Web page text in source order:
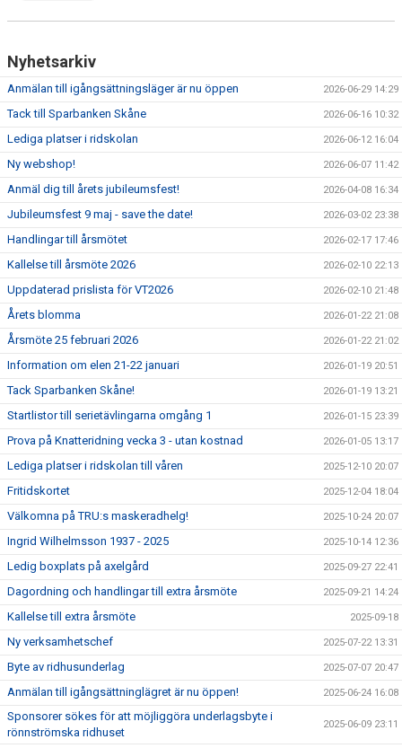
STÖTTA TORNS
Nyhetsarkiv
Anmälan till igångsättningsläger är nu öppen 2026-06-29 14:29
Tack till Sparbanken Skåne 2026-06-16 10:32
Lediga platser i ridskolan 2026-06-12 16:04
Ny webshop! 2026-06-07 11:42
Anmäl dig till årets jubileumsfest! 2026-04-08 16:34
Jubileumsfest 9 maj - save the date! 2026-03-02 23:38
Handlingar till årsmötet 2026-02-17 17:46
Kallelse till årsmöte 2026 2026-02-10 22:13
Uppdaterad prislista för VT2026 2026-02-10 21:48
Årets blomma 2026-01-22 21:08
Årsmöte 25 februari 2026 2026-01-22 21:02
Information om elen 21-22 januari 2026-01-19 20:51
Tack Sparbanken Skåne! 2026-01-19 13:21
Startlistor till serietävlingarna omgång 1 2026-01-15 23:39
Prova på Knatteridning vecka 3 - utan kostnad 2026-01-05 13:17
Lediga platser i ridskolan till våren 2025-12-10 20:07
Fritidskortet 2025-12-04 18:04
Välkomna på TRU:s maskeradhelg! 2025-10-24 20:07
Ingrid Wilhelmsson 1937 - 2025 2025-10-14 12:36
Ledig boxplats på axelgård 2025-09-27 22:41
Dagordning och handlingar till extra årsmöte 2025-09-21 14:24
Kallelse till extra årsmöte 2025-09-18
Ny verksamhetschef 2025-07-22 13:31
Byte av ridhusunderlag 2025-07-07 20:47
Anmälan till igångsättninglägret är nu öppen! 2025-06-24 16:08
Sponsorer sökes för att möjliggöra underlagsbyte i
rönnströmska ridhuset
2025-06-09 23:11